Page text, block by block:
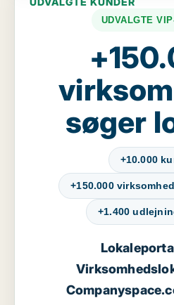
UDVALGTE
søger
+10.000
+150.000
+1.400